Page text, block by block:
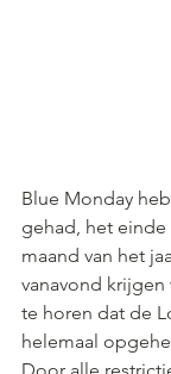
Blue Monday
gehad, het
maand van het
vanavond
te horen dat de
helemaal